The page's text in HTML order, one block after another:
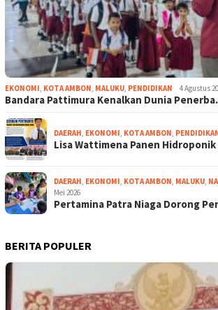
EKONOMI KOTA AMBON MALUKU PENDIDIKAN 4 Agustus
Bandara Pattimura Kenalkan Dunia
DAERAH EKONOMI KOTA AMBON
Lisa Wattimena Panen
DAERAH EKONOMI KOTA AMBON MALUKU
Mei 2026
Pertamina Patra Niaga Dorong
BERITA POPULER